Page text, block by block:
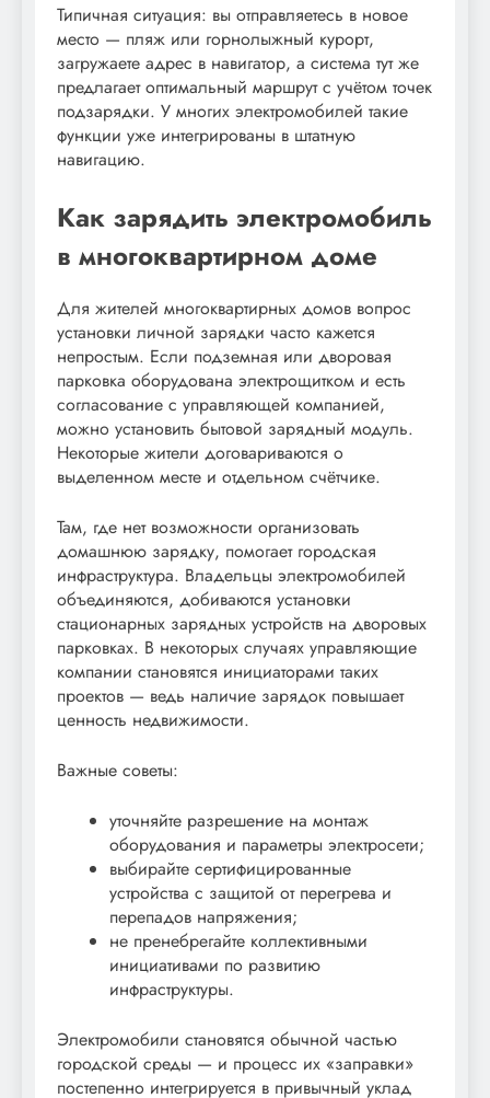
Типичная ситуация: вы отправляетесь в новое
место — пляж или горнолыжный курорт,
загружаете адрес в навигатор, а система тут же
предлагает оптимальный маршрут с учётом точек
подзарядки. У многих электромобилей такие
функции уже интегрированы в штатную
навигацию.
Как зарядить электромобиль
в многоквартирном доме
Для жителей многоквартирных домов вопрос
установки личной зарядки часто кажется
непростым. Если подземная или дворовая
парковка оборудована электрощитком и есть
согласование с управляющей компанией,
можно установить бытовой зарядный модуль.
Некоторые жители договариваются о
выделенном месте и отдельном счётчике.
Там, где нет возможности организовать
домашнюю зарядку, помогает городская
инфраструктура. Владельцы электромобилей
объединяются, добиваются установки
стационарных зарядных устройств на дворовых
парковках. В некоторых случаях управляющие
компании становятся инициаторами таких
проектов — ведь наличие зарядок повышает
ценность недвижимости.
Важные советы:
уточняйте разрешение на монтаж
оборудования и параметры электросети;
выбирайте сертифицированные
устройства с защитой от перегрева и
перепадов напряжения;
не пренебрегайте коллективными
инициативами по развитию
инфраструктуры.
Электромобили становятся обычной частью
городской среды — и процесс их «заправки»
постепенно интегрируется в привычный уклад